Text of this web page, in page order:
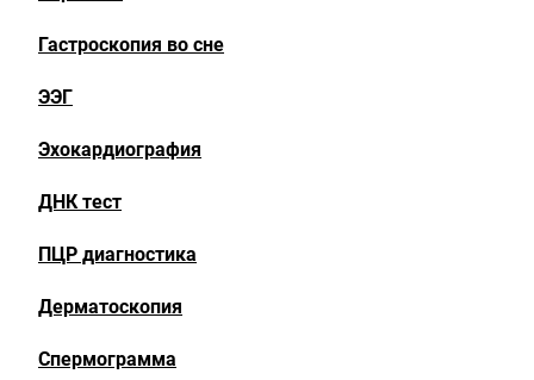
Гастроскопия во сне
ЭЭГ
Эхокардиография
ДНК тест
ПЦР диагностика
Дерматоскопия
Спермограмма